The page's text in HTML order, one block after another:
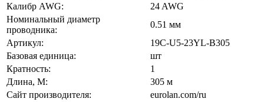
Калибр AWG:
24 AWG
Номинальный диаметр
проводника:
0.51 мм
Артикул:
19C-U5-23YL-B305
Базовая единица:
шт
Кратность:
1
Длина, М:
305 м
Сайт производителя:
eurolan.com/ru